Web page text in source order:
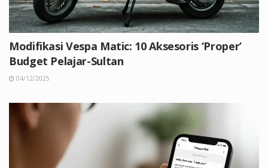
Modifikasi Vespa Matic: 10 Aksesoris ‘Proper’
Budget Pelajar-Sultan
04/12/2025